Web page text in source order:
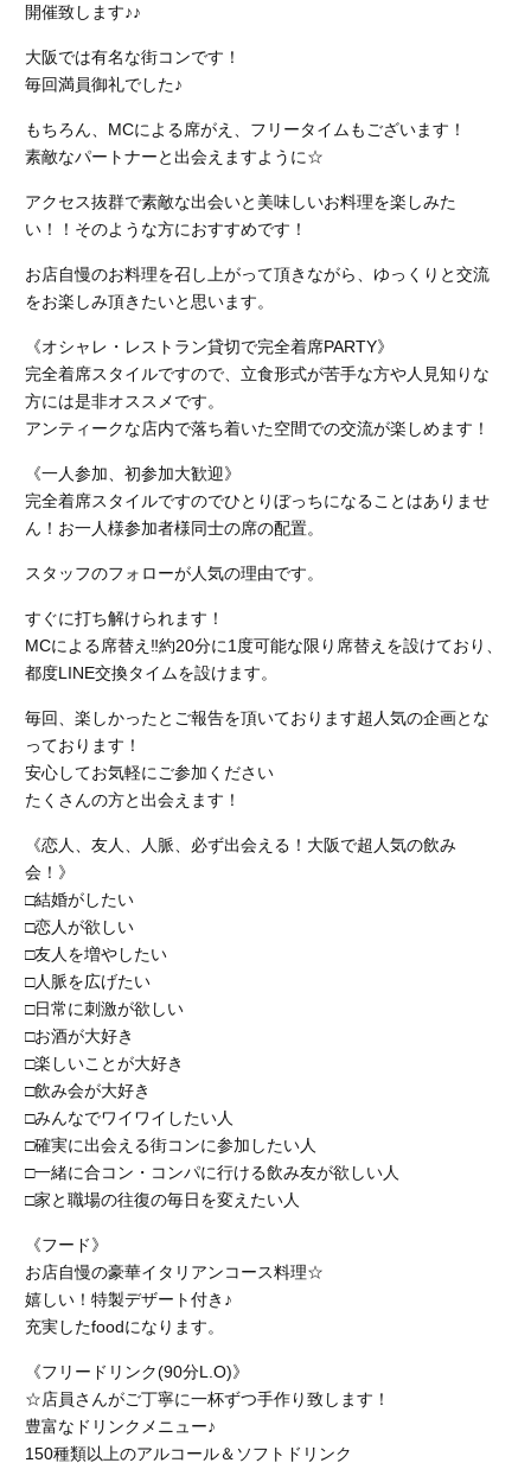
開催致します♪♪
大阪では有名な街コンです！
毎回満員御礼でした♪
もちろん、MCによる席がえ、フリータイムもございます！
素敵なパートナーと出会えますように☆
アクセス抜群で素敵な出会いと美味しいお料理を楽しみた
い！！そのような方におすすめです！
お店自慢のお料理を召し上がって頂きながら、ゆっくりと交流
をお楽しみ頂きたいと思います。
《オシャレ・レストラン貸切で完全着席PARTY》
完全着席スタイルですので、立食形式が苦手な方や人見知りな
方には是非オススメです。
アンティークな店内で落ち着いた空間での交流が楽しめます！
《一人参加、初参加大歓迎》
完全着席スタイルですのでひとりぼっちになることはありませ
ん！お一人様参加者様同士の席の配置。
スタッフのフォローが人気の理由です。
すぐに打ち解けられます！
MCによる席替え‼︎約20分に1度可能な限り席替えを設けており、
都度LINE交換タイムを設けます。
毎回、楽しかったとご報告を頂いております超人気の企画とな
っております！
安心してお気軽にご参加ください
たくさんの方と出会えます！
《恋人、友人、人脈、必ず出会える！大阪で超人気の飲み
会！》
□結婚がしたい
□恋人が欲しい
□友人を増やしたい
□人脈を広げたい
□日常に刺激が欲しい
□お酒が大好き
□楽しいことが大好き
□飲み会が大好き
□みんなでワイワイしたい人
□確実に出会える街コンに参加したい人
□一緒に合コン・コンパに行ける飲み友が欲しい人
□家と職場の往復の毎日を変えたい人
《フード》
お店自慢の豪華イタリアンコース料理☆
嬉しい！特製デザート付き♪
充実したfoodになります。
《フリードリンク(90分L.O)》
☆店員さんがご丁寧に一杯ずつ手作り致します！
豊富なドリンクメニュー♪
150種類以上のアルコール＆ソフトドリンク